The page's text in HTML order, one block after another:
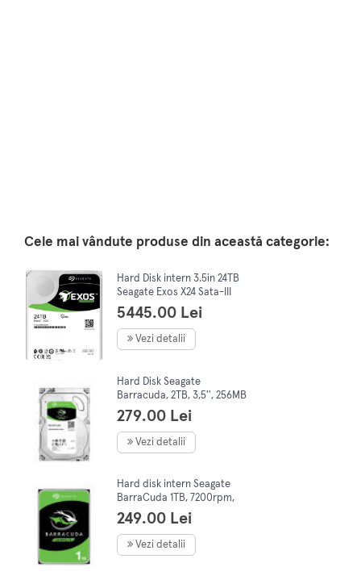
Cele mai vândute produse din această categorie:
Hard Disk intern 3.5in 24TB
Seagate Exos X24 Sata-III
7200Rpm 512Mb
5445.00 Lei
Vezi detalii
Hard Disk Seagate
Barracuda, 2TB, 3,5'', 256MB
279.00 Lei
Vezi detalii
Hard disk intern Seagate
BarraCuda 1TB, 7200rpm,
64MB cache, SATA-III
249.00 Lei
Vezi detalii